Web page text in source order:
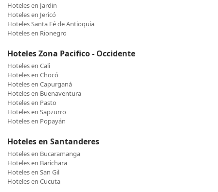
Hoteles en Jardin
Hoteles en Jericó
Hoteles Santa Fé de Antioquia
Hoteles en Rionegro
Hoteles Zona Pacifico - Occidente
Hoteles en Cali
Hoteles en Chocó
Hoteles en Capurganá
Hoteles en Buenaventura
Hoteles en Pasto
Hoteles en Sapzurro
Hoteles en Popayán
Hoteles en Santanderes
Hoteles en Bucaramanga
Hoteles en Barichara
Hoteles en San Gil
Hoteles en Cucuta